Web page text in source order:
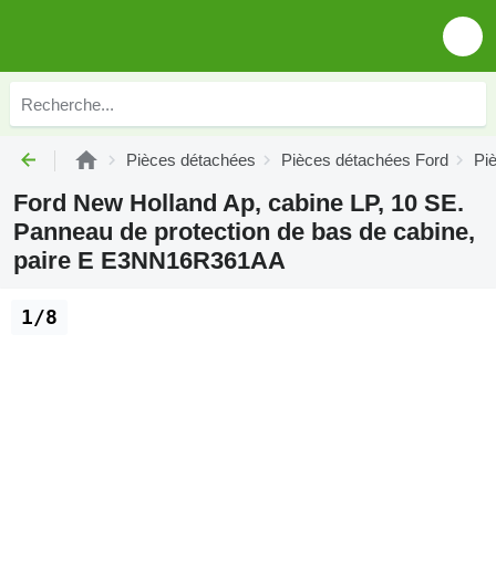
Pièces détachées Pièces détachées Ford
Ford New Holland Ap, cabine LP, 10 SE.
Panneau de protection de bas de cabine,
paire E E3NN16R361AA
1/8